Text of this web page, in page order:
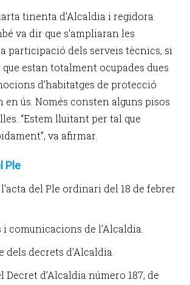
tinenta d’Alcaldia i regidora
va dir que s’ampliaran les
participació dels serveis tècnics, si
estan totalment ocupades dues
d’habitatges de protecció
en ús. Només consten alguns pisos
“Estem lluitant per tal que
va afirmar.
Ple
del Ple ordinari del 18 de febrer
comunicacions de l'Alcaldia.
dels decrets d'Alcaldia.
Decret d’Alcaldia número 187, de